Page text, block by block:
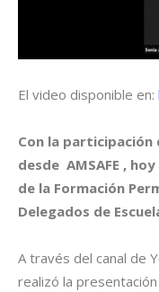
El video disponible en:
Con la participación
desde AMSAFE ,
de la Formación
Delegados de
A través del canal de
realizó la